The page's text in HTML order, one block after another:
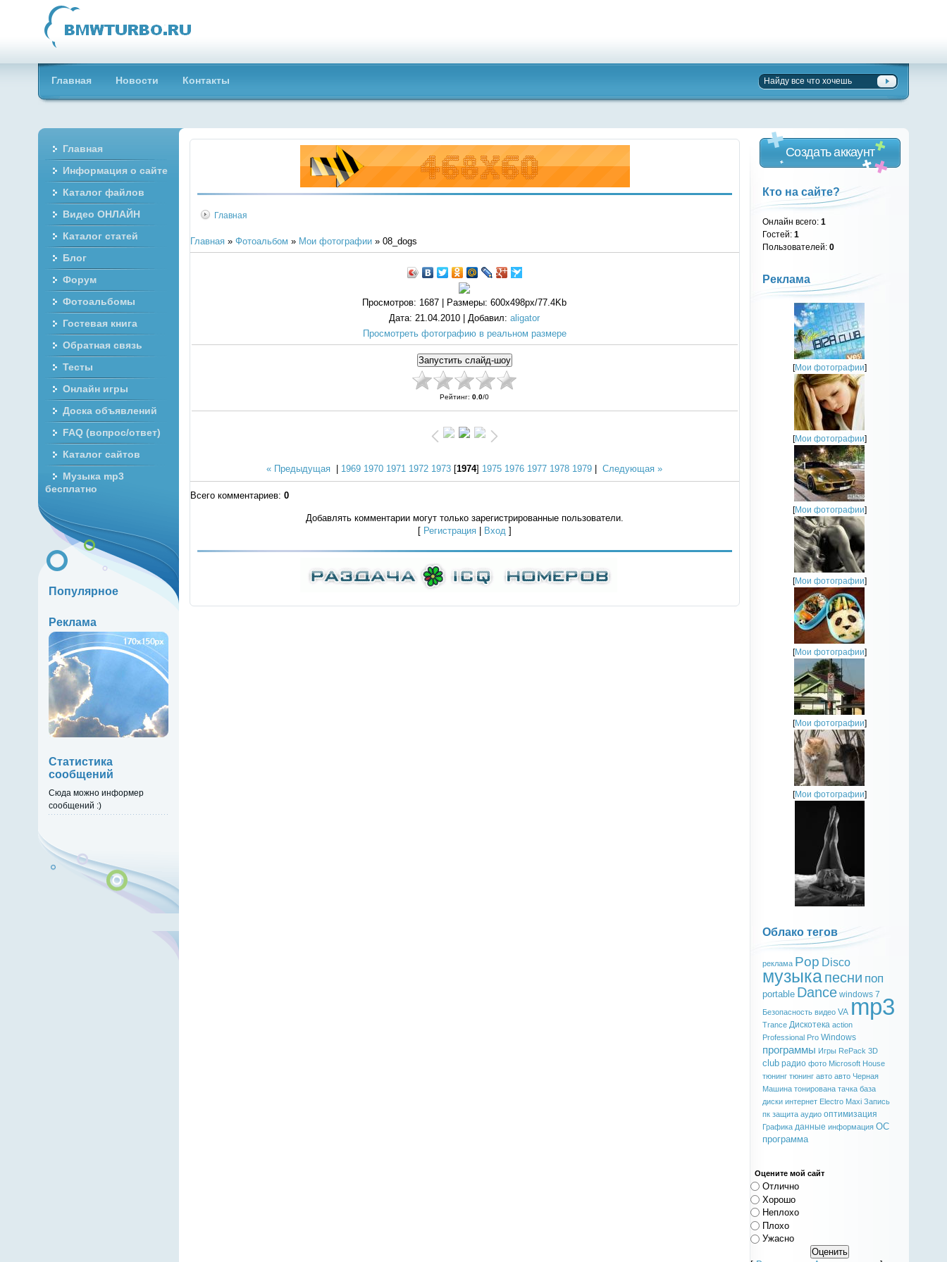
Главная Новости Контакты
Главная
Главная» Фотоальбом » Мои фотографии» 08_dogs
Просмотров: 1687 | Размеры: 600x498px/77.4Kb
Дата: 21.04.2010 | Добавил:aligator
Просмотреть фотографию в реальном размере
Рейтинг:0.0/0
« Предыдущая | 1969 1970 1971 1972 1973 [1974] 1975 1976 1977 1978 1979 |Следующая »
Всего комментариев: 0
Добавлять комментарии могут только зарегистрированные пользователи.
[ Регистрация | Вход ]
Создать аккаунт
Кто на сайте?
Онлайн всего:1
Гостей:1
Пользователей:0
Реклама
[Мои фотографии]
[Мои фотографии]
[Мои фотографии]
[Мои фотографии]
[Мои фотографии]
[Мои фотографии]
[Мои фотографии]
Облако тегов
реклама Pop Disco
музыкапесни поп
portable Dance windows 7
Безопасность видео VA mp3
Trance Дискотека action
Professional Pro Windows
программы Игры RePack 3D
club радио фото Microsoft House
тюнинг тюнинг авто авто Черная
Машина тонирована тачка база
диски интернет Electro Maxi Запись
пк защита аудио оптимизация
Графика данные информация ОС
программа
Оцените мой сайт
Отлично
Хорошо
Неплохо
Плохо
Ужасно
Главная
Информация о сайте
Каталог файлов
Видео ОНЛАЙН
Каталог статей
Блог
Форум
Фотоальбомы
Гостевая книга
Обратная связь
Тесты
Онлайн игры
Доска объявлений
FAQ (вопрос/ответ)
Каталог сайтов
Музыка mp3
бесплатно
Популярное
Реклама
Статистика
сообщений
Сюда можно информер
сообщений :)